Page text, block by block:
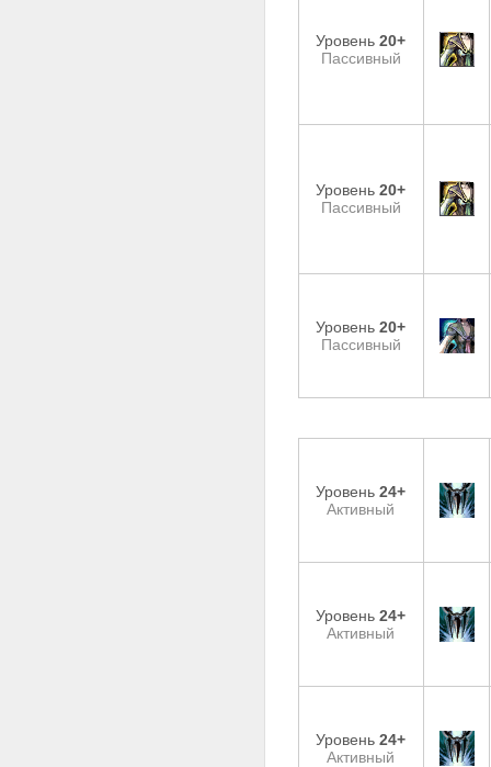
Уровень20+
Пассивный
Уровень20+
Пассивный
Уровень20+
Пассивный
Уровень24+
Активный
Уровень24+
Активный
Уровень24+
Активный